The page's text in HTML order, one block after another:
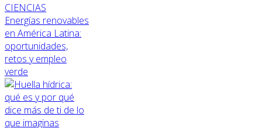
CIENCIAS
Energías renovables
en América Latina:
oportunidades,
retos y empleo
verde